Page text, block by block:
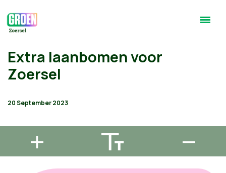
Extra laanbomen voor
Zoersel
20 September 2023